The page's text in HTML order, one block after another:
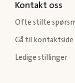
Kontakt oss
Ofte stilte
Gå til kontaktside
Ledige stillinger